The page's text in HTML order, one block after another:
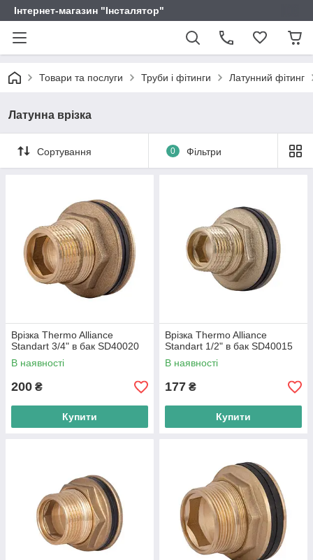
Інтернет-магазин "Інсталятор"
Товари та послуги Труби і фітинги Латунний фітинг
Латунна врізка
Сортування 0 Фільтри
Врізка Thermo Alliance
Standart 3/4" в бак SD40020
В наявності
200 ₴
Купити
Врізка Thermo Alliance
Standart 1/2" в бак SD40015
В наявності
177 ₴
Купити